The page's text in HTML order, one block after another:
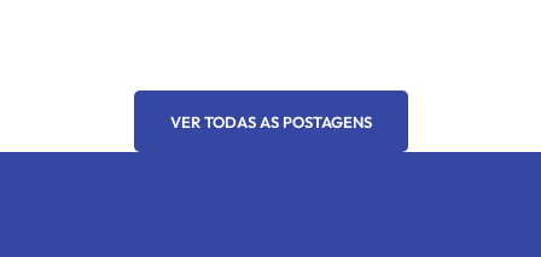
VER TODAS AS POSTAGENS